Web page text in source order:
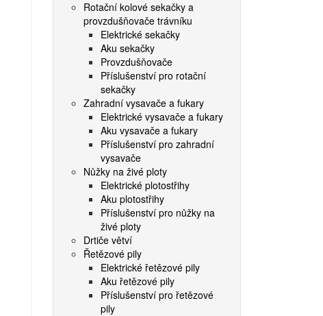
Rotační kolové sekačky a
provzdušňovače trávníku
Elektrické sekačky
Aku sekačky
Provzdušňovače
Příslušenství pro rotační
sekačky
Zahradní vysavače a fukary
Elektrické vysavače a fukary
Aku vysavače a fukary
Příslušenství pro zahradní
vysavače
Nůžky na živé ploty
Elektrické plotostřihy
Aku plotostřihy
Příslušenství pro nůžky na
živé ploty
Drtiče větví
Řetězové pily
Elektrické řetězové pily
Aku řetězové pily
Příslušenství pro řetězové
pily